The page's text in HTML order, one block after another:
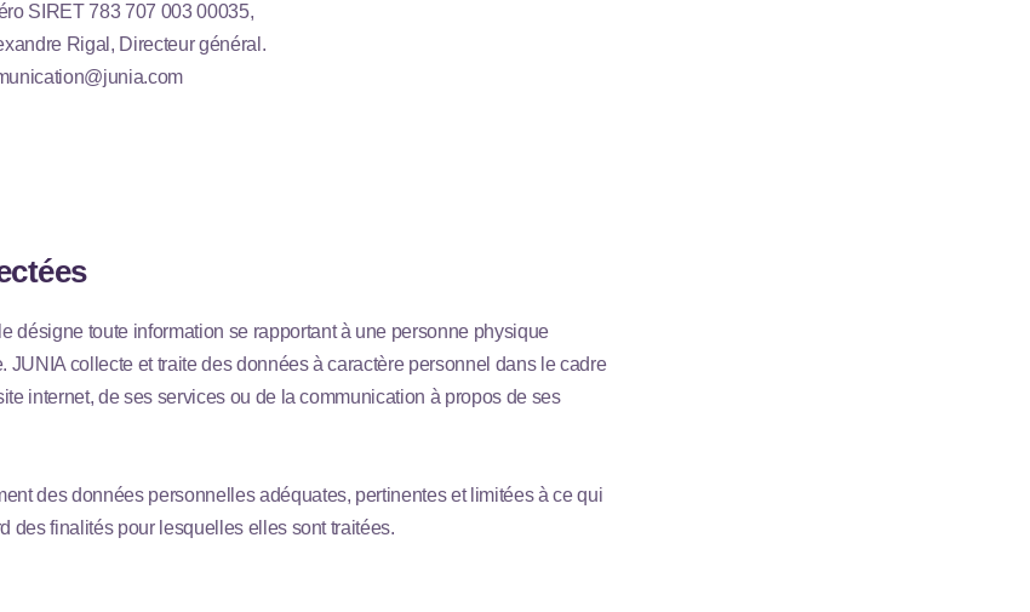
SIRET 783 707 003 00035,
Rigal, Directeur général.
désigne toute information se rapportant à une personne physique
JUNIA collecte et traite des données à caractère personnel dans le cadre
internet, de ses services ou de la communication à propos de ses
des données personnelles adéquates, pertinentes et limitées à ce qui
des finalités pour lesquelles elles sont traitées.